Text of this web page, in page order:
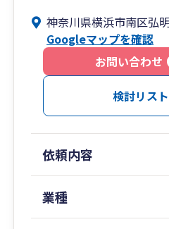
つ情報をお届けします。
神奈川県横浜市南区弘
Googleマップを確認
お問い合わせ
検討リス
依頼内容
業種